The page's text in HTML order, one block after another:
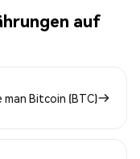
auf
man Bitcoin (BTC)